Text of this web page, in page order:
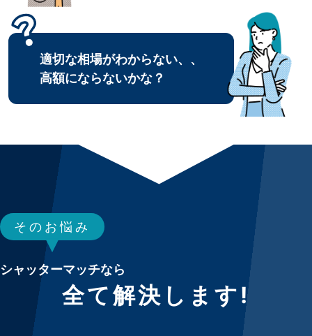
適切な相場がわからない、、
高額にならないかな？
そのお悩み
シャッターマッチなら
全て解決します!